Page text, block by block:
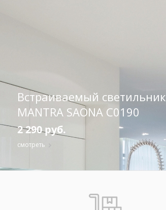
смотреть
Встраиваемый светильник
MANTRA SAONA C0190
2 290 руб.